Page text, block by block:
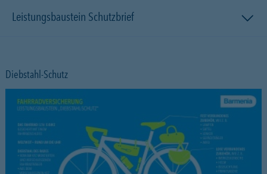
Leistungsbaustein Schutzbrief
Diebstahl-Schutz